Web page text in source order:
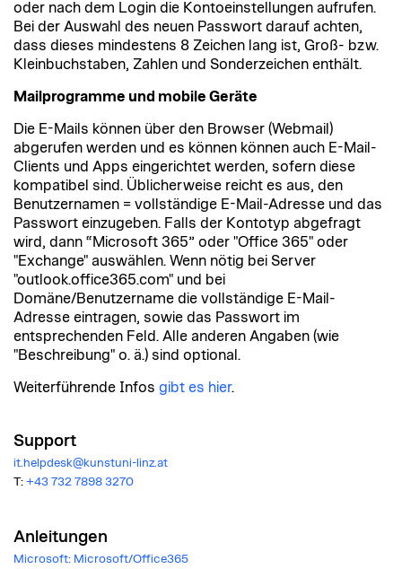
oder nach dem Login die Kontoeinstellungen aufrufen.
Bei der Auswahl des neuen Passwort darauf achten,
dass dieses mindestens 8 Zeichen lang ist, Groß- bzw.
Kleinbuchstaben, Zahlen und Sonderzeichen enthält.
Mailprogramme und mobile Geräte
Die E-Mails können über den Browser (Webmail)
abgerufen werden und es können können auch E-Mail-
Clients und Apps eingerichtet werden, sofern diese
kompatibel sind. Üblicherweise reicht es aus, den
Benutzernamen = vollständige E-Mail-Adresse und das
Passwort einzugeben. Falls der Kontotyp abgefragt
wird, dann “Microsoft 365” oder "Office 365" oder
"Exchange" auswählen. Wenn nötig bei Server
"outlook.office365.com" und bei
Domäne/Benutzername die vollständige E-Mail-
Adresse eintragen, sowie das Passwort im
entsprechenden Feld. Alle anderen Angaben (wie
"Beschreibung" o. ä.) sind optional.
Weiterführende Infos gibt es hier.
Support
it.helpdesk@kunstuni-linz.at
T: +43 732 7898 3270
Anleitungen
Microsoft: Microsoft/Office365